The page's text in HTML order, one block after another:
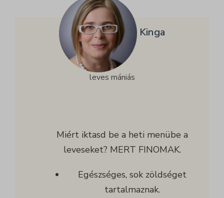
Kinga
leves mániás
Miért iktasd be a heti menübe a
leveseket? MERT FINOMAK.
Egészséges, sok zöldséget
tartalmaznak.